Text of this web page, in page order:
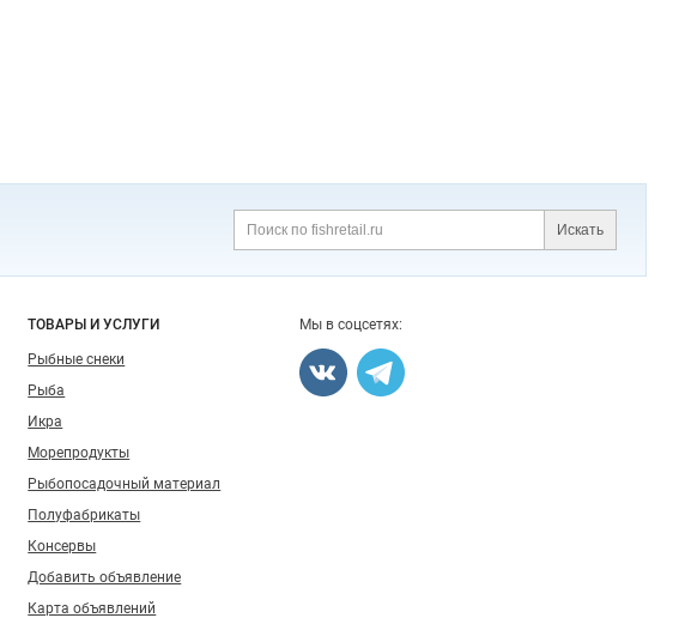
Искать
ТОВАРЫ И УСЛУГИ
Рыбные снеки
Рыба
Икра
Морепродукты
Рыбопосадочный материал
Полуфабрикаты
Консервы
Добавить объявление
Карта объявлений
Мы в соцсетях: